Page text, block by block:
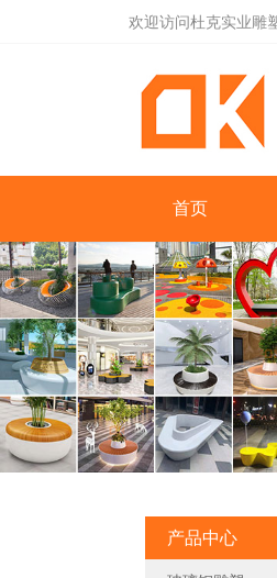
欢迎访问杜克实业雕
首页
产品中心